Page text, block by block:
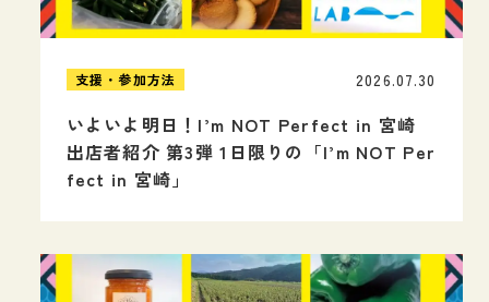
支援・参加方法
いよいよ明日！I’m NOT Perfect in 宮崎
出店者紹介 第3弾 1日限りの「I’m NOT Per
fect in 宮崎」
2026.07.30